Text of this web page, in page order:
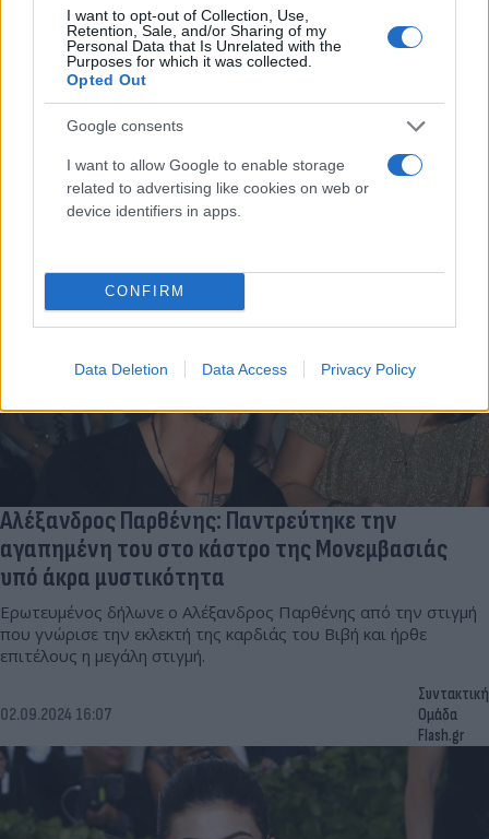
I want to opt-out of Collection, Use,
Retention, Sale, and/or Sharing of my
Personal Data that Is Unrelated with the
Purposes for which it was collected.
Opted Out
Google consents
I want to allow Google to enable storage
related to advertising like cookies on web or
device identifiers in apps.
CONFIRM
Data Deletion Data Access Privacy Policy
Destination Defender στην Μονεμβάσια
Ένα πολυτελές τριήμερο, για τους λάτρεις του εμβληματικού
Defender, με συναρπαστικές off-road διαδρομές και
εκλεπτυσμένες δραστηριότητες.
25.11.2024 15:00
Αλέξανδρος Παρθένης: Παντρεύτηκε την
αγαπημένη του στο κάστρο της Μονεμβασιάς
υπό άκρα μυστικότητα
Ερωτευμένος δήλωνε ο Αλέξανδρος Παρθένης από την στιγμή
που γνώρισε την εκλεκτή της καρδιάς του Βιβή και ήρθε
επιτέλους η μεγάλη στιγμή.
02.09.2024 16:07
Συντακτική
Ομάδα
Flash.gr